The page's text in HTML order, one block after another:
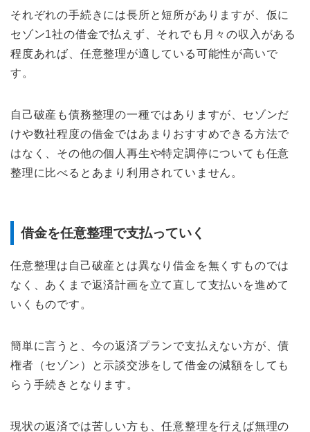
それぞれの手続きには長所と短所がありますが、仮に
セゾン1社の借金で払えず、それでも月々の収入がある
程度あれば、任意整理が適している可能性が高いで
す。
自己破産も債務整理の一種ではありますが、セゾンだ
けや数社程度の借金ではあまりおすすめできる方法で
はなく、その他の個人再生や特定調停についても任意
整理に比べるとあまり利用されていません。
借金を任意整理で支払っていく
任意整理は自己破産とは異なり借金を無くすものでは
なく、あくまで返済計画を立て直して支払いを進めて
いくものです。
簡単に言うと、今の返済プランで支払えない方が、債
権者（セゾン）と示談交渉をして借金の減額をしても
らう手続きとなります。
現状の返済では苦しい方も、任意整理を行えば無理の